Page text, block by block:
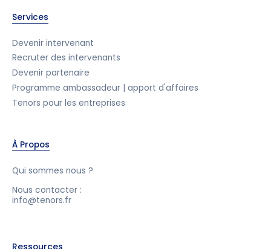
Services
Devenir intervenant
Recruter des intervenants
Devenir partenaire
Programme ambassadeur | apport d'affaires
Tenors pour les entreprises
À Propos
Qui sommes nous ?
Nous contacter :
info@tenors.fr